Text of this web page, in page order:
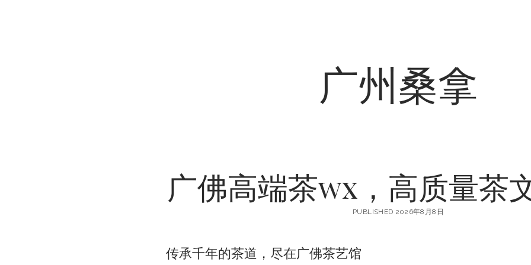
广州桑拿
广佛高端茶wx，高质量茶
PUBLISHED 2026年8月8日
传承千年的茶道，尽在广佛茶艺馆